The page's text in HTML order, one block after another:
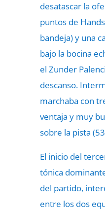
desatascar la
puntos de
bandeja) y una
bajo la bocina
el Zunder
descanso.
marchaba con
ventaja y muy
sobre la pista
El inicio del
tónica
del partido,
entre los dos